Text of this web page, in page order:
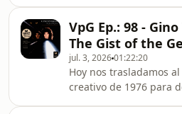
buscar la gloria de la
arte, discos
habrían alcanzado el
refinado cantante y
estadounidense
publicado
1979 por la compañía
Warner Bros. Records.
representó un punto
VpG Ep.: 98 -
The Gist of the
jul. 3, 202601:22:20
Hoy nos trasladamos
creativo de 1976 para